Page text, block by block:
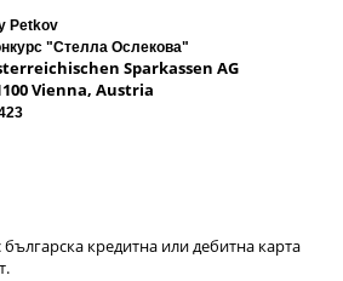
Petkov
"Стелла Ослекова"
Sparkassen AG
Vienna, Austria
кредитна или дебитна карта